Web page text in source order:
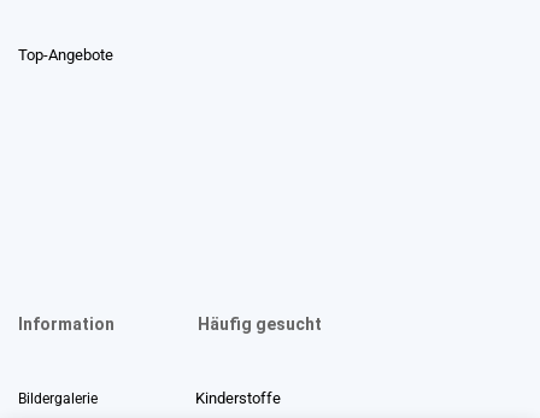
Top-Angebote
Information Häufig gesucht
Bildergalerie Kinderstoffe